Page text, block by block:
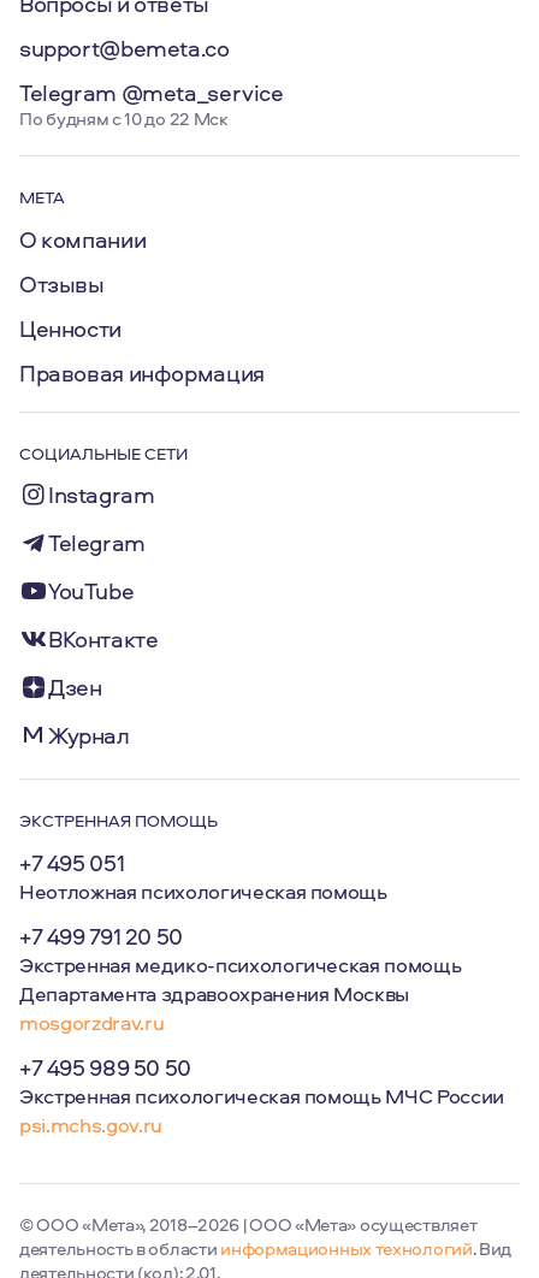
support@bemeta.co
Telegram @meta_service
По будням с 10 до 22 Мск
МЕТА
О компании
Отзывы
Ценности
Правовая информация
СОЦИАЛЬНЫЕ СЕТИ
Instagram
Telegram
YouTube
ВКонтакте
Дзен
Журнал
ЭКСТРЕННАЯ ПОМОЩЬ
+7 495 051
Неотложная психологическая помощь
+7 499 791 20 50
Экстренная медико-психологическая помощь
Департамента здравоохранения Москвы
mosgorzdrav.ru
+7 495 989 50 50
Экстренная психологическая помощь МЧС России
psi.mchs.gov.ru
© ООО «Мета», 2018–2026 | ООО «Мета» осуществляет
деятельность в областиинформационных технологий. Вид
деятельности (код): 2.01.